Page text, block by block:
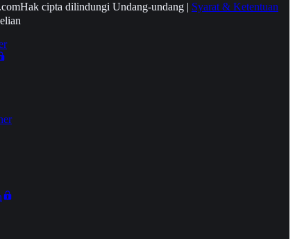
Hak cipta dilindungi Undang-undang | Syarat & Ketentuan